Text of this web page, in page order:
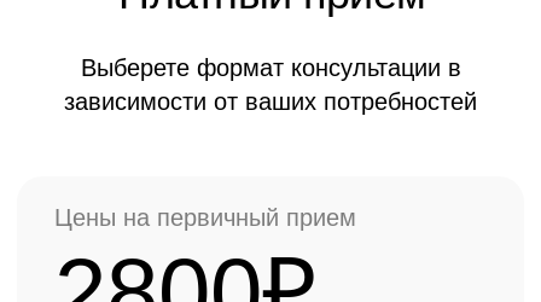
3500₽
✓ проводим полный осмотр
✓ консультация врача ортопеда
высшей категории, КМН, ДМН
Ермолаев Василий Александрович,